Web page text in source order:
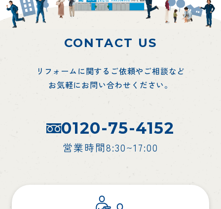
CONTACT US
リフォームに関するご依頼やご相談など
お気軽にお問い合わせください。
0120-75-4152
営業時間8:30~17:00